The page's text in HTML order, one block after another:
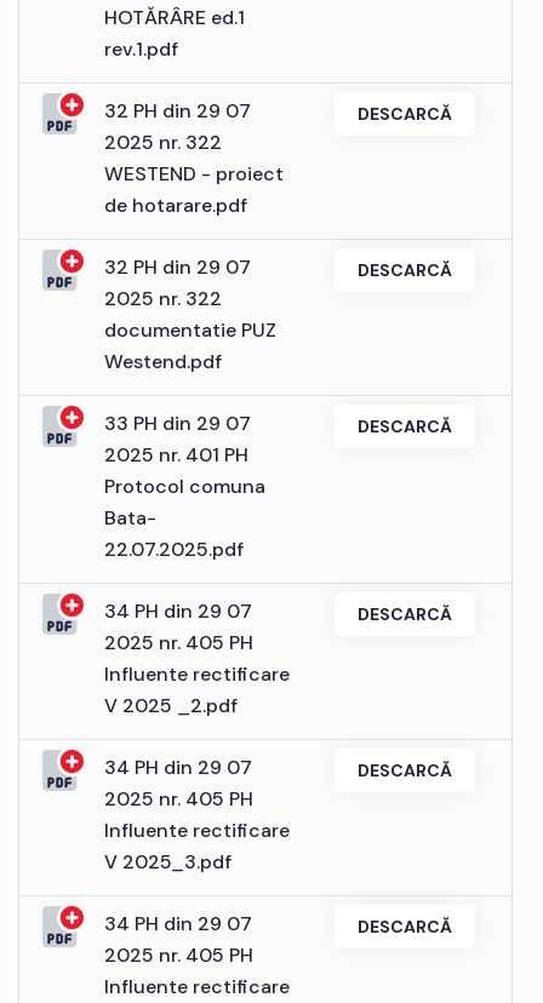
HOTĂRÂRE ed.1
rev.1.pdf
32 PH din 29 07
2025 nr. 322
WESTEND - proiect
de hotarare.pdf
DESCARCĂ
32 PH din 29 07
2025 nr. 322
documentatie PUZ
Westend.pdf
DESCARCĂ
33 PH din 29 07
2025 nr. 401 PH
Protocol comuna
Bata-
22.07.2025.pdf
DESCARCĂ
34 PH din 29 07
2025 nr. 405 PH
Influente rectificare
V 2025 _2.pdf
DESCARCĂ
34 PH din 29 07
2025 nr. 405 PH
Influente rectificare
V 2025_3.pdf
DESCARCĂ
34 PH din 29 07
2025 nr. 405 PH
Influente rectificare
DESCARCĂ